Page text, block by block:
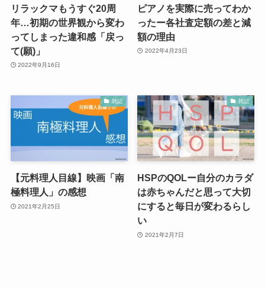
リラックマもうすぐ20周
年…初期の世界観から変わ
ってしまった違和感「戻っ
て(願)」
2022年9月16日
ピアノを実際に売ってわか
ったー各社査定額の差と減
額の理由
2022年4月23日
雑記
【元料理人目線】映画「南
極料理人」の感想
2021年2月25日
雑記
HSPのQOLー自分のカラダ
は赤ちゃんだと思って大切
にすると毎日が変わるらし
い
2021年2月7日